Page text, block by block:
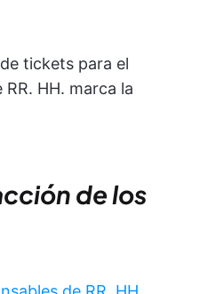
tickets para el
HH. marca la
de los